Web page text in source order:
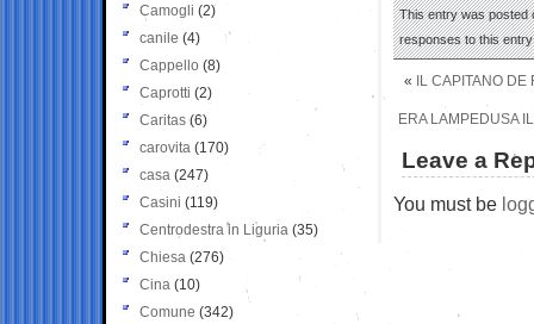
This entry was posted
responses to this
« IL CAPITANO DE
ERA LAMPEDUSA
Leave a
You must be
Camogli (2)
canile (4)
Cappello (8)
Caprotti (2)
Caritas (6)
carovita (170)
casa (247)
Casini (119)
Centrodestra in Liguria (35)
Chiesa (276)
Cina (10)
Comune (342)